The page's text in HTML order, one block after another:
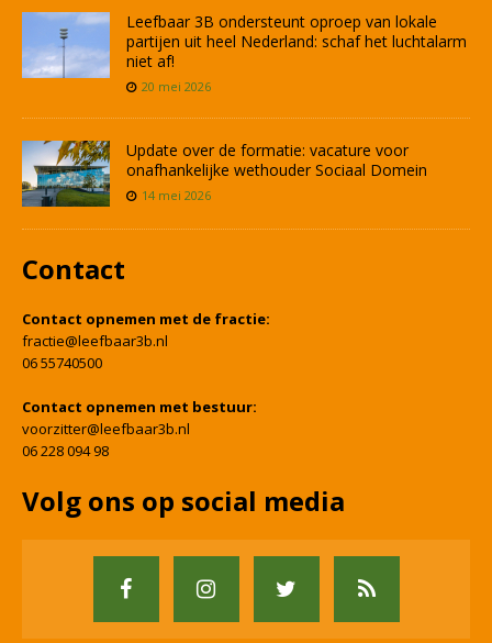
Leefbaar 3B ondersteunt oproep van lokale
partijen uit heel Nederland: schaf het luchtalarm
niet af!
20 mei 2026
Update over de formatie: vacature voor
onafhankelijke wethouder Sociaal Domein
14 mei 2026
Contact
Contact opnemen met de fractie:
fractie@leefbaar3b.nl
06 55740500
Contact opnemen met bestuur:
voorzitter@leefbaar3b.nl
06 228 094 98
Volg ons op social media